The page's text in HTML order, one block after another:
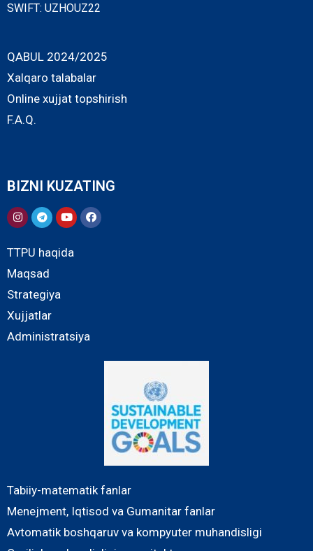
SWIFT: UZHOUZ22
QABUL 2024/2025
Xalqaro talabalar
Online xujjat topshirish
F.A.Q.
BIZNI KUZATING
TTPU haqida
Maqsad
Strategiya
Xujjatlar
Administratsiya
Tabiiy-matematik fanlar
Menejment, Iqtisod va Gumanitar fanlar
Avtomatik boshqaruv va kompyuter muhandisligi